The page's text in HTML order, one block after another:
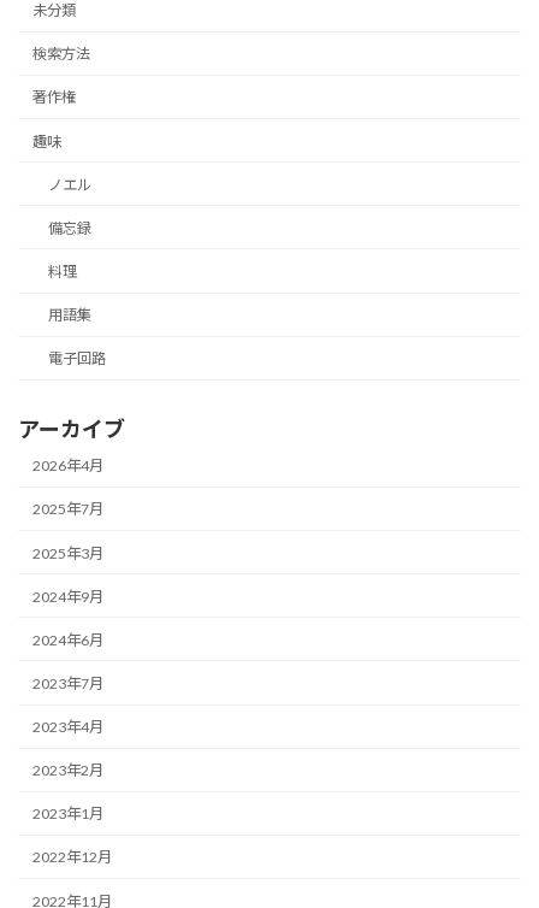
未分類
検索方法
著作権
趣味
ノエル
備忘録
料理
用語集
電子回路
アーカイブ
2026年4月
2025年7月
2025年3月
2024年9月
2024年6月
2023年7月
2023年4月
2023年2月
2023年1月
2022年12月
2022年11月